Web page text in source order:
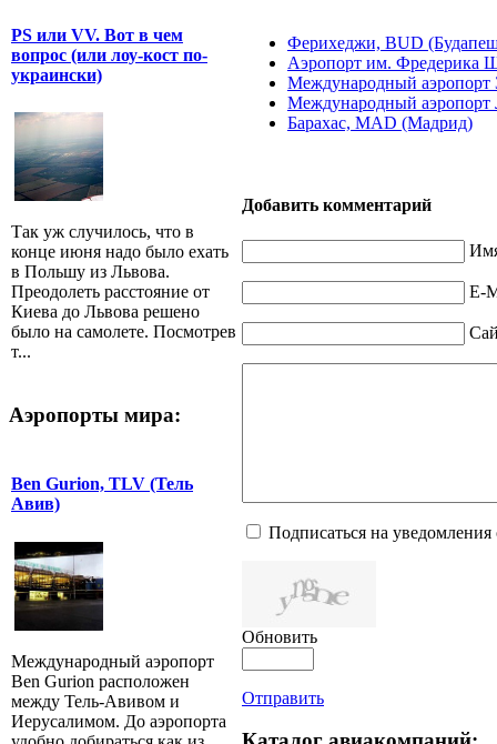
PS или VV. Вот в чем
вопрос (или лоу-кост по-
украински)
Так уж случилось, что в
конце июня надо было ехать
в Польшу из Львова.
Преодолеть расстояние от
Киева до Львова решено
было на самолете. Посмотрев
т...
Аэропорты мира:
Ben Gurion, TLV (Тель
Авив)
Международный аэропорт
Ben Gurion расположен
между Тель-Авивом и
Иерусалимом. До аэропорта
Ферихеджи, BUD
Аэропорт им. Фредерика
Международный аэропорт
Международный аэропорт
Барахас, MAD (Мадрид)
Добавить комментарий
E-
Подписаться на
Обновить
Отправить